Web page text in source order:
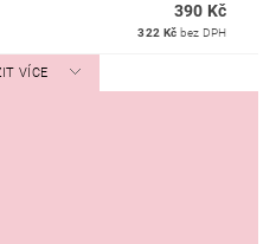
390 Kč
322 Kč bez DPH
VÍCE